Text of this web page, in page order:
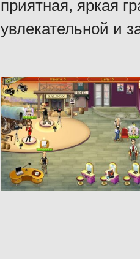
приятная, яркая
увлекательной и